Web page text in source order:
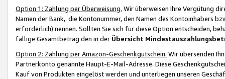
Option 1: Zahlung per Überweisung. Wir überweisen Ihre Vergütung
Namen der Bank, die Kontonummer, den Namen des Kontoinhabers
erforderlich) nennen. Sollten Sie sich für diese Option entscheiden,
fällige Gesamtbetrag den in der Übersicht
Option 2: Zahlung per Amazon-Geschenkgutschein. Wir übersenden
Partnerkonto genannte Haupt-E-Mail-Adresse. Diese
Kauf von Produkten eingelöst werden und unterliegen unseren